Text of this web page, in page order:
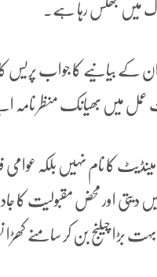
میں جھلس رہا ہے۔
کے بیانیے کا جواب پریس
عمل میں بھیانک منظر
کا نام نہیں بلکہ عوامی
اور محض مقبولیت کا
بڑا چیلنج بن کر سامنے کھڑا